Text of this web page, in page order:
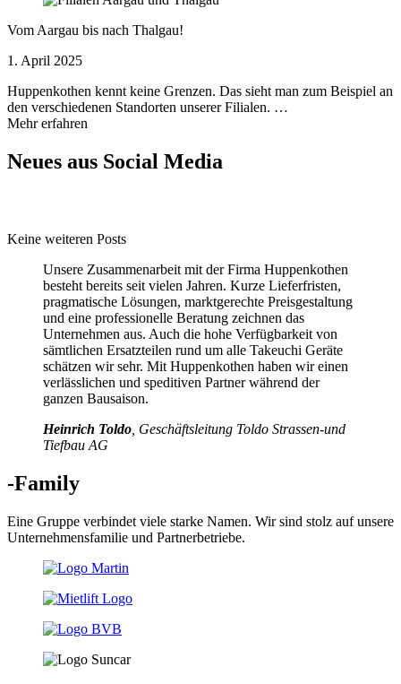
Vom Aargau bis nach Thalgau!
1. April 2025
Huppenkothen kennt keine Grenzen. Das sieht man zum Beispiel an
den verschiedenen Standorten unserer Filialen. …
Mehr erfahren
Neues aus Social Media
Keine weiteren Posts
Unsere Zusammenarbeit mit der Firma Huppenkothen
besteht bereits seit vielen Jahren. Kurze Lieferfristen,
pragmatische Lösungen, marktgerechte Preisgestaltung
und eine professionelle Beratung zeichnen das
Unternehmen aus. Auch die hohe Verfügbarkeit von
sämtlichen Ersatzteilen rund um alle Takeuchi Geräte
schätzen wir sehr. Mit Huppenkothen haben wir einen
verlässlichen und speditiven Partner während der
ganzen Bausaison.
Heinrich Toldo , Geschäftsleitung Toldo Strassen-und
Tiefbau AG
-Family
Eine Gruppe verbindet viele starke Namen. Wir sind stolz auf unsere
Unternehmensfamilie und Partnerbetriebe.